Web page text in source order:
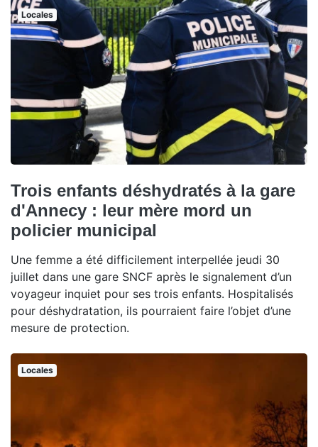
Locales
Trois enfants déshydratés à la gare
d'Annecy : leur mère mord un
policier municipal
Une femme a été difficilement interpellée jeudi 30
juillet dans une gare SNCF après le signalement d’un
voyageur inquiet pour ses trois enfants. Hospitalisés
pour déshydratation, ils pourraient faire l’objet d’une
mesure de protection.
Locales